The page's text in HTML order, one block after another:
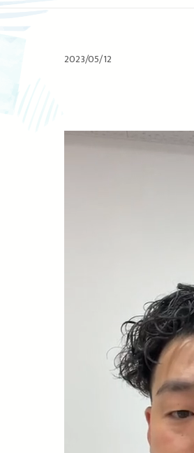
2023/05/12